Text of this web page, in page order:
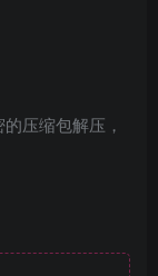
压缩包解压，